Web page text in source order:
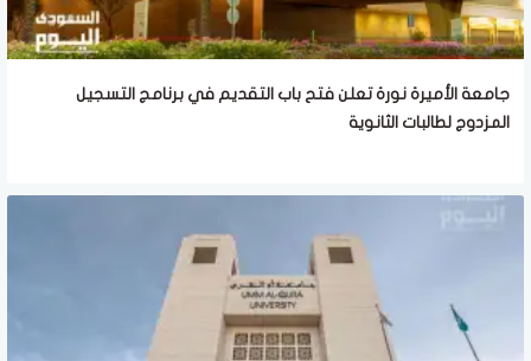
جامعة الأميرة نورة تعلن فتح باب التقديم في برنامج التسجيل
المزدوج لطالبات الثانوية